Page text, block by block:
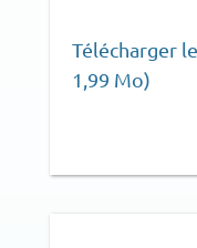
Télécharger
1,99 Mo)